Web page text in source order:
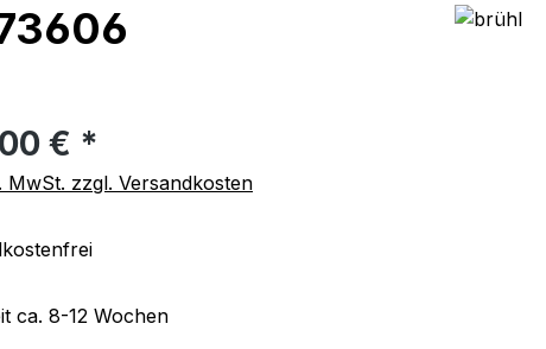
€ *
MwSt. zzgl. Versandkosten
ca. 8-12 Wochen